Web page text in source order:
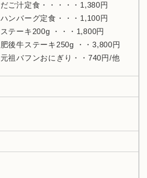
だご汁定食・・・・・1,380円
ハンバーグ定食・・・1,100円
ステーキ200g ・・・1,800円
肥後牛ステーキ250g ・・3,800円
元祖バフンおにぎり・・740円/他